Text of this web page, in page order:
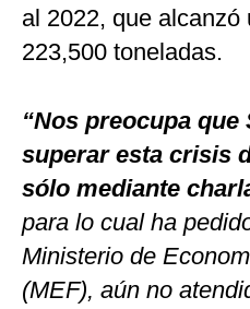
al 2022, que alcanzó
223,500 toneladas.
“Nos preocupa que
superar esta crisis
sólo mediante
para lo cual ha
Ministerio de
(MEF), aún no